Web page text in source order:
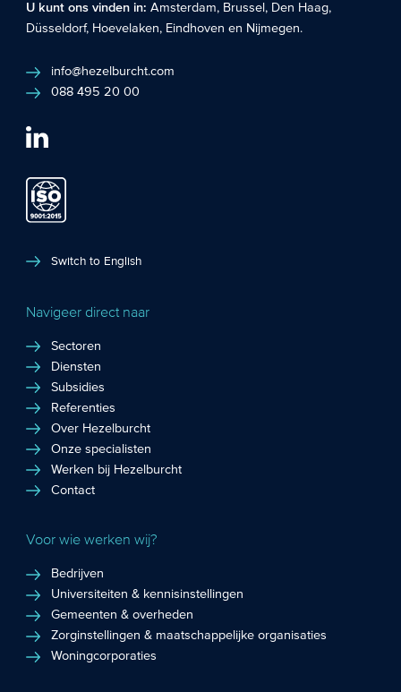
U kunt ons vinden in:Amsterdam, Brussel , Den Haag,
Düsseldorf, Hoevelaken, Eindhoven en Nijmegen.
info@hezelburcht.com
088 495 20 00
Switch to English
Navigeer direct naar
Sectoren
Diensten
Subsidies
Referenties
Over Hezelburcht
Onze specialisten
Werken bij Hezelburcht
Contact
Voor wie werken wij?
Bedrijven
Universiteiten & kennisinstellingen
Gemeenten & overheden
Zorginstellingen & maatschappelijke organisaties
Woningcorporaties